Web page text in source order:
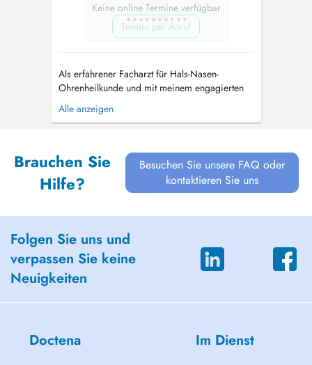
Keine online Termine verfügbar
Termin per Anruf
Als erfahrener Facharzt für Hals-Nasen-
Ohrenheilkunde und mit meinem engagierten
Team freue ich mich darauf, Ihnen qualifizierte
und individuelle Versorgung zu bieten. Bei uns
erstrecken. Unsere Leistungen u...
Alle anzeigen
Brauchen Sie
Hilfe?
Besuchen Sie unsere FAQ oder
kontaktieren Sie uns
Folgen Sie uns und
verpassen Sie keine
Neuigkeiten
Doctena Im Dienst